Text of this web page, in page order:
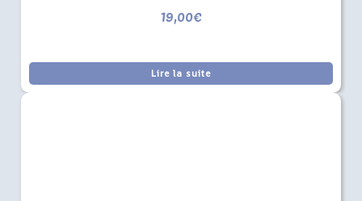
19,00€
Lire la suite